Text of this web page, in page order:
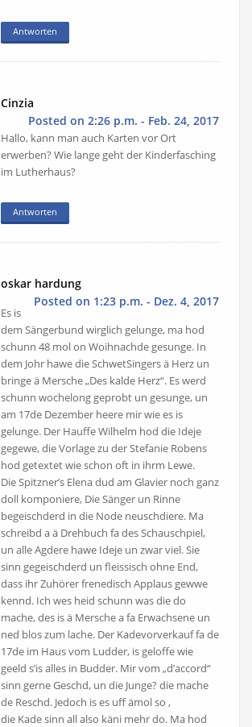
Antworten
Cinzia
Posted on 2:26 p.m. - Feb. 24, 2017
Hallo, kann man auch Karten vor Ort
erwerben? Wie lange geht der Kinderfasching
im Lutherhaus?
Antworten
oskar hardung
Posted on 1:23 p.m. - Dez. 4, 2017
Es is
dem Sängerbund wirglich gelunge, ma hod
schunn 48 mol on Woihnachde gesunge. In
dem Johr hawe die SchwetSingers ä Herz un
bringe ä Mersche „Des kalde Herz“. Es werd
schunn wochelong geprobt un gesunge, un
am 17de Dezember heere mir wie es is
gelunge. Der Hauffe Wilhelm hod die Ideje
gegewe, die Vorlage zu der Stefanie Robens
hod getextet wie schon oft in ihrm Lewe.
Die Spitzner’s Elena dud am Glavier noch ganz
doll komponiere, Die Sänger un Rinne
begeischderd in die Node neuschdiere. Ma
schreibd a ä Drehbuch fa des Schauschpiel,
un alle Agdere hawe Ideje un zwar viel. Sie
sinn gegeischderd un fleissisch ohne End,
dass ihr Zuhörer frenedisch Applaus gewwe
kennd. Ich wes heid schunn was die do
mache, des is ä Mersche a fa Erwachsene un
ned blos zum lache. Der Kadevorverkauf fa de
17de im Haus vom Ludder, is geloffe wie
geeld s’is alles in Budder. Mir vom „d’accord“
sinn gerne Geschd, un die Junge? die mache
de Reschd. Jedoch is es uff ämol so ,
die Kade sinn all also käni mehr do. Ma hod